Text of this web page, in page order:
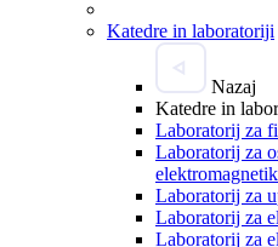
Katedre in laboratoriji
Nazaj
Katedre in
Laboratorij za
Laboratorij za
Laboratorij za
Laboratorij za
Laboratorij za